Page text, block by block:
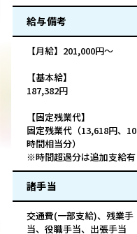
給与備考
【月給】201,000円～
【基本給】
187,382円
【固定残業代】
固定残業代（13,618円、10
時間相当分）
※時間超過分は追加支給有
諸手当
交通費(一部支給)、残業手
当、役職手当、出張手当